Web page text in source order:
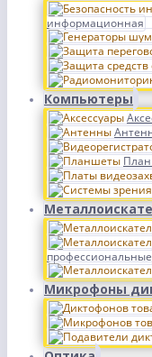
информационная
Компьютеры
профессиональные
Микрофоны